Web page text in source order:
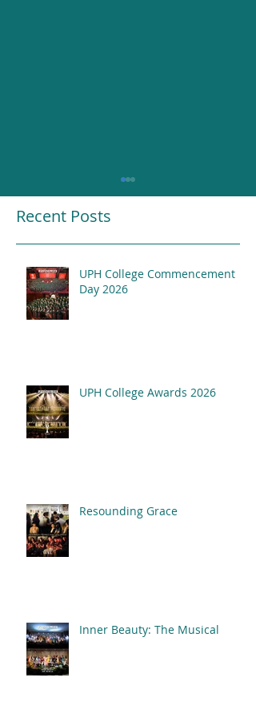
UPH College Awards
2026
Recent Posts
UPH College Commencement
Day 2026
UPH College Awards 2026
Resounding Grace
Inner Beauty: The Musical